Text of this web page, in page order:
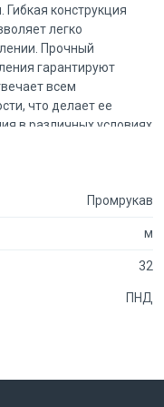
конструкция
легко
Прочный
гарантируют
всем
что делает ее
в различных условиях
Промрукав
м
32
ПНД